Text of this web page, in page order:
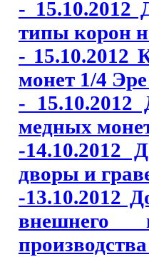
- 15.10.2012
типы корон
- 15.10.2012
монет 1/4
- 15.10.2012
медных
-14.10.2012
дворы и
-13.10.2012
внешнего